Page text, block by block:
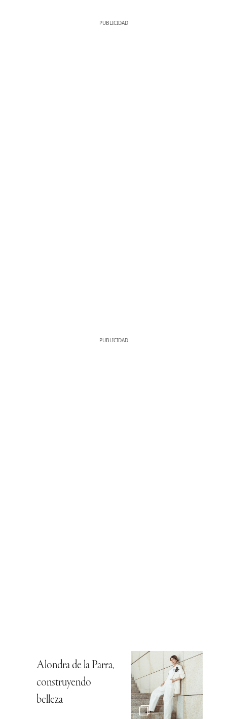
Alondra de la Parra,
construyendo
belleza